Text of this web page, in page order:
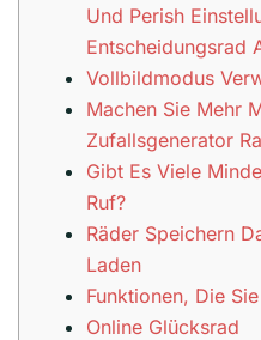
Und Perish
Entscheidungsrad
Vollbildmodus
Machen Sie Mehr
Zufallsgenerator
Gibt Es Viele
Ruf?
Räder Speichern
Laden
Funktionen, Die
Online Glücksrad